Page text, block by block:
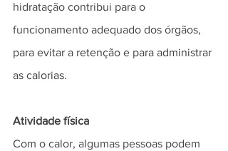
hidratação contribui para o
funcionamento adequado dos órgãos,
para evitar a retenção e para administrar
as calorias.
Atividade física
Com o calor, algumas pessoas podem